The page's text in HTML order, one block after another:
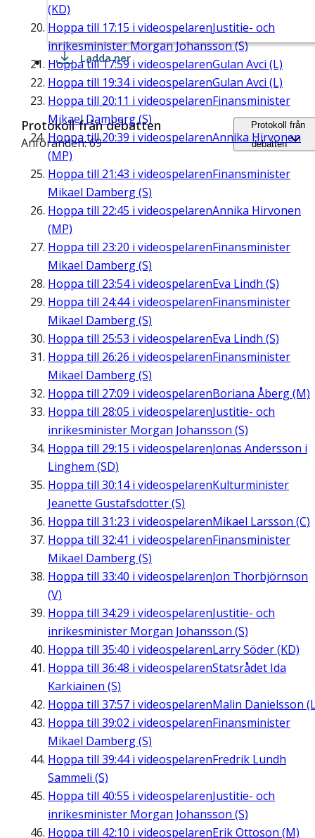
(KD)
Hoppa till 17:15 i videospelarenJustitie- och
inrikesminister Morgan Johansson (S)
Hoppa till17:59 i videospelarenGulan Avci (L)
Hoppa till 19:34i videospelarenGulan Avci (L)
Hoppa till 20:11 i videospelarenFinansminister
Mikael Damberg (S)
Hoppa till20:39 i videospelarenAnnika Hirvonen
(MP)
Hoppa till 21:43 i videospelarenFinansminister
Mikael Damberg (S)
Hoppa till 22:45 i videospelarenAnnika Hirvonen
(MP)
Hoppa till 23:20 i videospelarenFinansminister
Mikael Damberg (S)
Hoppa till 23:54i videospelarenEva Lindh (S)
Hoppa till 24:44i videospelarenFinansminister
Mikael Damberg (S)
Hoppa till 25:53 i videospelarenEva Lindh (S)
Hoppa till 26:26 i videospelarenFinansminister
Mikael Damberg (S)
Hoppa till 27:09 i videospelarenBoriana Åberg (M)
Hoppa till 28:05 i videospelarenJustitie- och
inrikesminister Morgan Johansson (S)
Hoppa till 29:15 i videospelarenJonas Andersson i
Linghem (SD)
Hoppa till 30:14i videospelarenKulturminister
Jeanette Gustafsdotter (S)
Hoppa till 31:23 i videospelarenMikael Larsson (C)
Hoppa till 32:41 i videospelarenFinansminister
Mikael Damberg (S)
Hoppa till 33:40 i videospelarenJon Thorbjörnson
(V)
Hoppa till 34:29 i videospelarenJustitie- och
inrikesminister Morgan Johansson (S)
Hoppa till 35:40 i videospelarenLarry Söder (KD)
Hoppa till 36:48 i videospelarenStatsrådet Ida
Karkiainen (S)
Hoppa till 37:57 i videospelarenMalin Danielsson
Hoppa till 39:02 i videospelarenFinansminister
Mikael Damberg (S)
Hoppa till 39:44i videospelarenFredrik Lundh
Sammeli (S)
Hoppa till 40:55 i videospelarenJustitie- och
inrikesminister Morgan Johansson (S)
Hoppa till 42:10 i videospelarenErik Ottoson (M)
Ladda ner
Protokoll från debatten
Anföranden: 69
Protokoll från
debatten